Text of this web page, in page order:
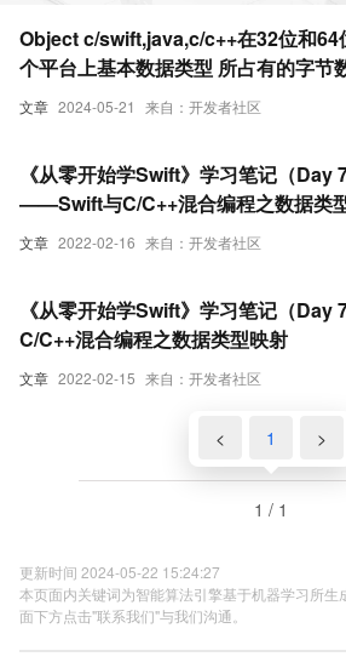
文章 2024-05-21 来自：开发者社区
Object c/swift,java,c/c++在32位和64
个平台上基本数据类型 所占有的字节
文章 2022-02-16 来自：开发者社区
《从零开始学Swift》学习笔记（Day
——Swift与C/C++混合编程之数据类
射
文章 2022-02-15 来自：开发者社区
《从零开始学Swift》学习笔记（
C/C++混合编程之数据类型映射
< 1 >
1 / 1
更新时间 2024-05-22 15:24:27
本页面内关键词为智能算法引擎基于机器学习所生
面下方点击"联系我们"与我们沟通。